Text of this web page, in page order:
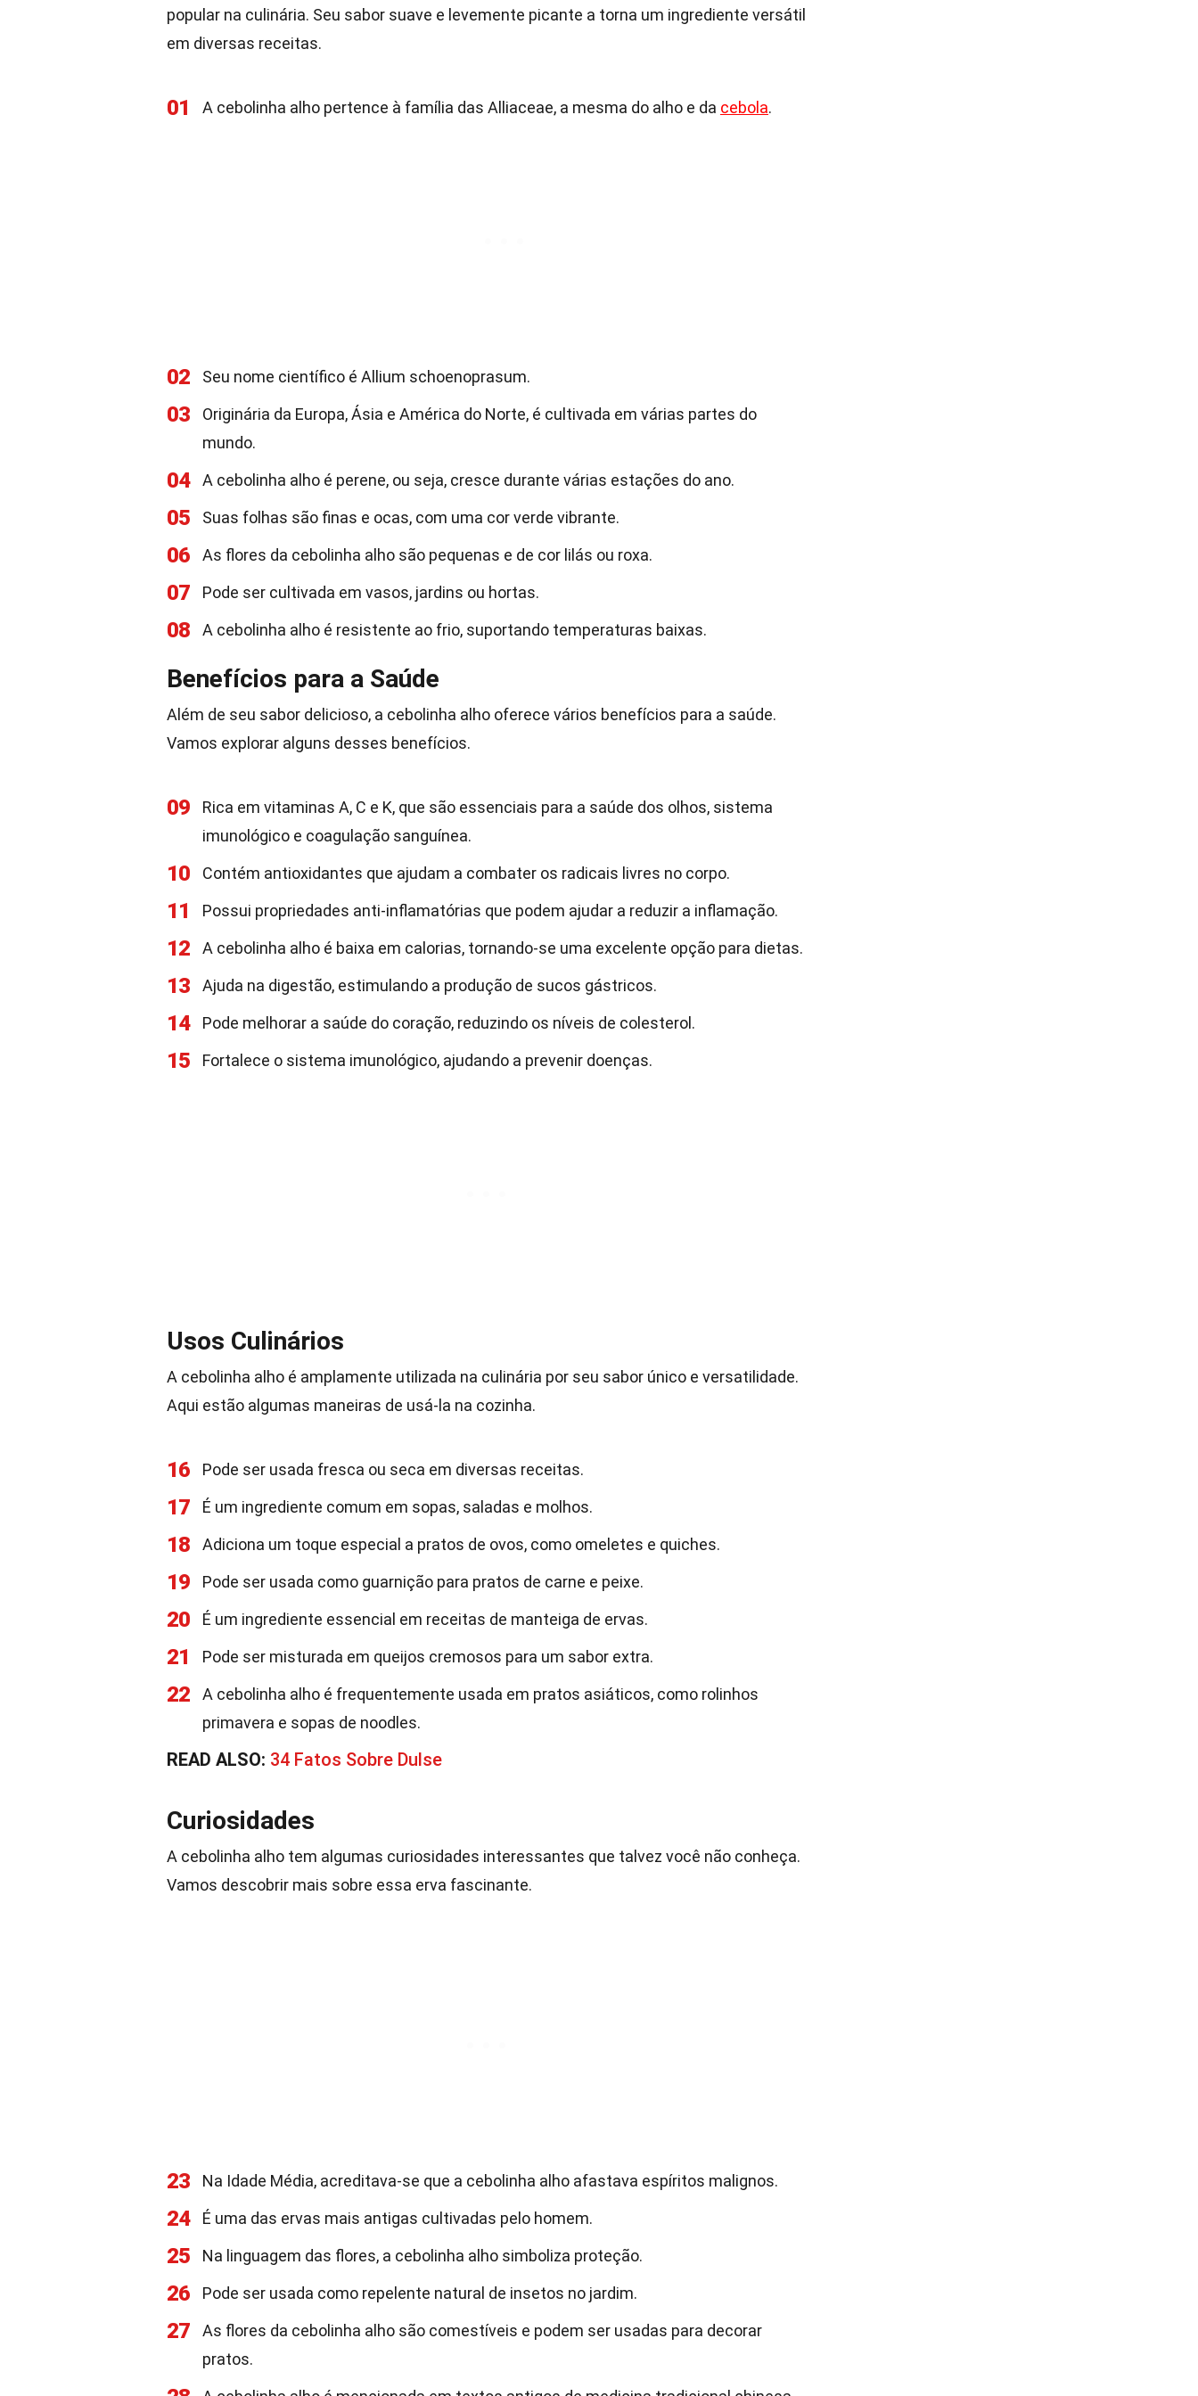
popular na culinária. Seu sabor suave e levemente picante a torna um ingrediente versátil
em diversas receitas.
01 A cebolinha alho pertence à família das Alliaceae, a mesma do alho e da cebola.
02 Seu nome científico é Allium schoenoprasum.
03
Originária da Europa, Ásia e América do Norte, é cultivada em várias partes do
mundo.
04 A cebolinha alho é perene, ou seja, cresce durante várias estações do ano.
05 Suas folhas são finas e ocas, com uma cor verde vibrante.
06 As flores da cebolinha alho são pequenas e de cor lilás ou roxa.
07 Pode ser cultivada em vasos, jardins ou hortas.
08 A cebolinha alho é resistente ao frio, suportando temperaturas baixas.
Benefícios para a Saúde
Além de seu sabor delicioso, a cebolinha alho oferece vários benefícios para a saúde.
Vamos explorar alguns desses benefícios.
09
Rica em vitaminas A, C e K, que são essenciais para a saúde dos olhos, sistema
imunológico e coagulação sanguínea.
10 Contém antioxidantes que ajudam a combater os radicais livres no corpo.
11 Possui propriedades anti-inflamatórias que podem ajudar a reduzir a inflamação.
12 A cebolinha alho é baixa em calorias, tornando-se uma excelente opção para dietas.
13 Ajuda na digestão, estimulando a produção de sucos gástricos.
14 Pode melhorar a saúde do coração, reduzindo os níveis de colesterol.
15 Fortalece o sistema imunológico, ajudando a prevenir doenças.
Usos Culinários
A cebolinha alho é amplamente utilizada na culinária por seu sabor único e versatilidade.
Aqui estão algumas maneiras de usá-la na cozinha.
16 Pode ser usada fresca ou seca em diversas receitas.
17 É um ingrediente comum em sopas, saladas e molhos.
18 Adiciona um toque especial a pratos de ovos, como omeletes e quiches.
19 Pode ser usada como guarnição para pratos de carne e peixe.
20 É um ingrediente essencial em receitas de manteiga de ervas.
21 Pode ser misturada em queijos cremosos para um sabor extra.
22
A cebolinha alho é frequentemente usada em pratos asiáticos, como rolinhos
primavera e sopas de noodles.
READ ALSO: 34 Fatos Sobre Dulse
Curiosidades
A cebolinha alho tem algumas curiosidades interessantes que talvez você não conheça.
Vamos descobrir mais sobre essa erva fascinante.
23 Na Idade Média, acreditava-se que a cebolinha alho afastava espíritos malignos.
24 É uma das ervas mais antigas cultivadas pelo homem.
25 Na linguagem das flores, a cebolinha alho simboliza proteção.
26 Pode ser usada como repelente natural de insetos no jardim.
27
As flores da cebolinha alho são comestíveis e podem ser usadas para decorar
pratos.